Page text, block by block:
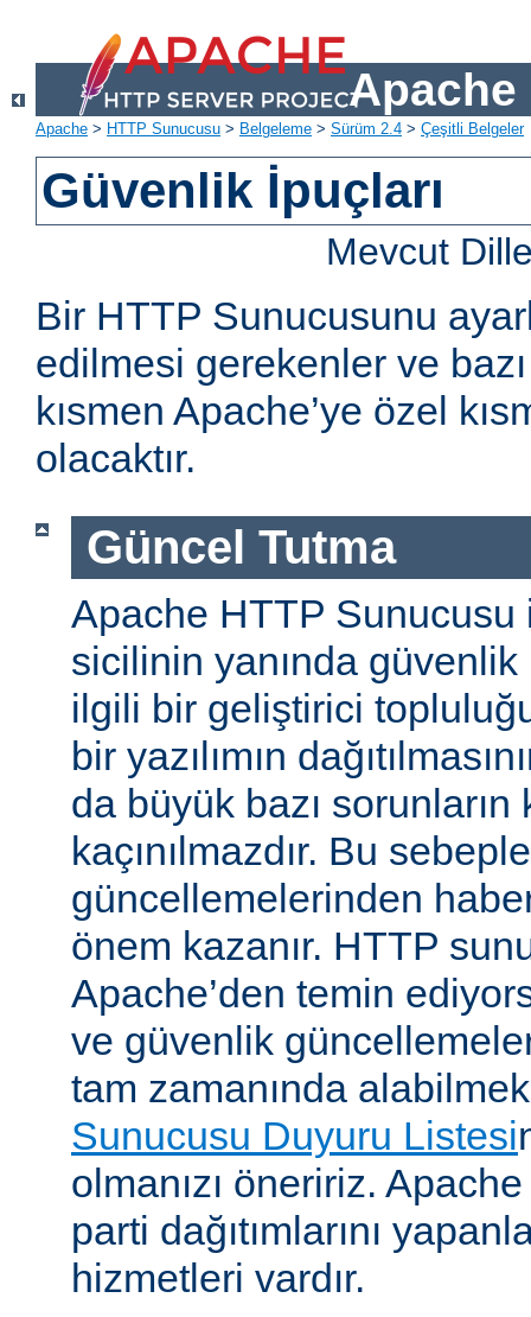
Apache
Apache > HTTP Sunucusu > Belgeleme > Sürüm 2.4 > Çeşitli Belgeler
Güvenlik İpuçları
Mevcut
Bir HTTP Sunucusunu
edilmesi gerekenler ve
kısmen Apache’ye özel
olacaktır.
Güncel Tutma
Apache HTTP Sunucusu
sicilinin yanında
ilgili bir geliştirici
bir yazılımın
da büyük bazı
kaçınılmazdır. Bu
güncellemelerinden
önem kazanır. HTTP
Apache’den temin
ve güvenlik
tam zamanında
Sunucusu Duyuru Listesi
olmanızı öneririz. Apache
parti dağıtımlarını
hizmetleri vardır.